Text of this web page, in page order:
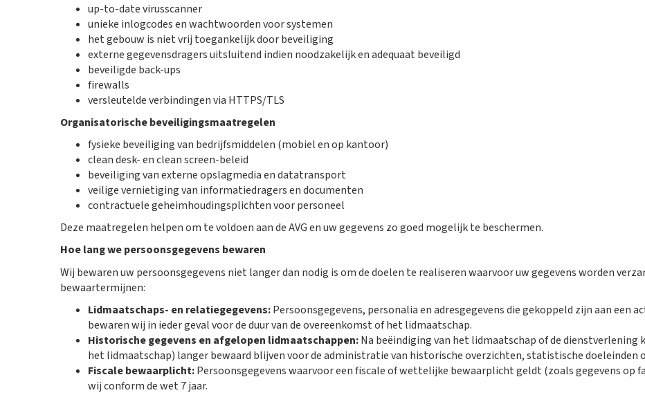
up-to-date virusscanner
unieke inlogcodes en wachtwoorden voor systemen
het gebouw is niet vrij toegankelijk door beveiliging
externe gegevensdragers uitsluitend indien noodzakelijk en adequaat beveiligd
beveiligde back-ups
firewalls
versleutelde verbindingen via HTTPS/TLS
Organisatorische beveiligingsmaatregelen
fysieke beveiliging van bedrijfsmiddelen (mobiel en op kantoor)
clean desk- en clean screen-beleid
beveiliging van externe opslagmedia en datatransport
veilige vernietiging van informatiedragers en documenten
contractuele geheimhoudingsplichten voor personeel
Deze maatregelen helpen om te voldoen aan de AVG en uw gegevens zo goed mogelijk te beschermen.
Hoe lang we persoonsgegevens bewaren
Wij bewaren uw persoonsgegevens niet langer dan nodig is om de doelen te realiseren waarvoor uw gegevens worden
bewaartermijnen:
Lidmaatschaps- en relatiegegevens:Persoonsgegevens, personalia en adresgegevens die gekoppeld zijn aan een
bewaren wij in ieder geval voor de duur van de overeenkomst of het lidmaatschap.
Historische gegevens en afgelopen lidmaatschappen:Na beëindiging van het lidmaatschap of de dienstverlening
het lidmaatschap) langer bewaard blijven voor de administratie van historische overzichten, statistische doeleinden
Fiscale bewaarplicht:Persoonsgegevens waarvoor een fiscale of wettelijke bewaarplicht geldt (zoals gegevens
wij conform de wet 7 jaar.